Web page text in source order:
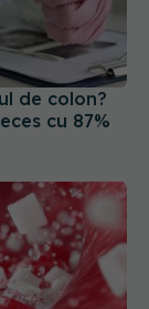
de colon?
cu 87%